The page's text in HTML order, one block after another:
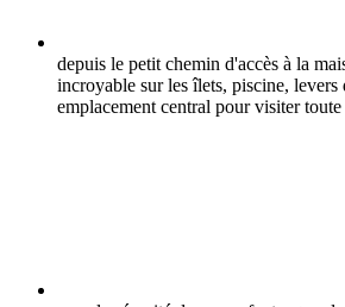
depuis le petit chemin d'accès à la
incroyable sur les îlets, piscine, levers
emplacement central pour visiter